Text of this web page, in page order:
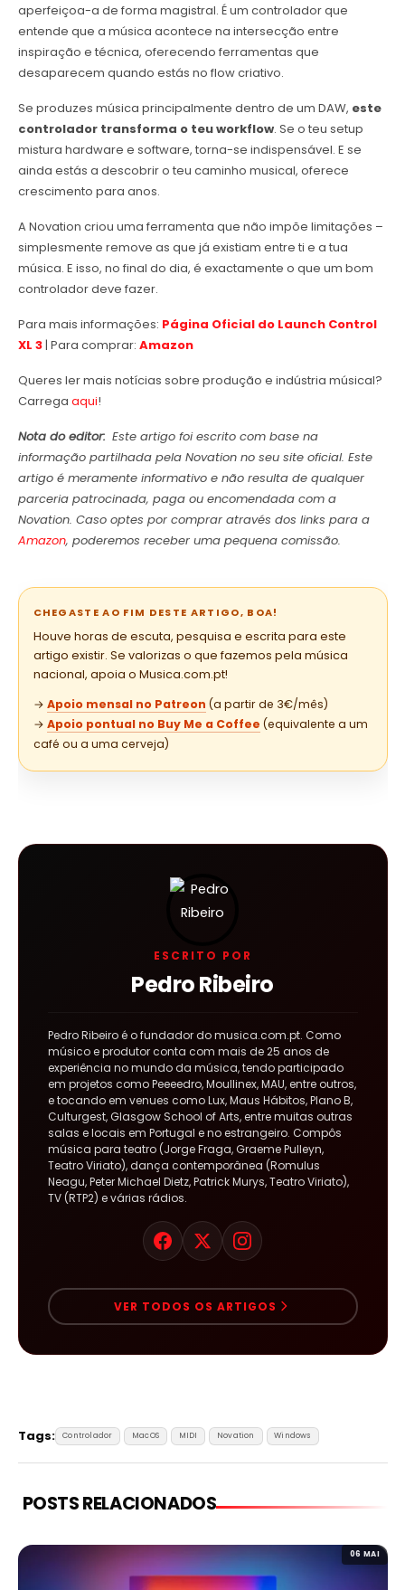
aperfeiçoa-a de forma magistral. É um controlador que
entende que a música acontece na intersecção entre
inspiração e técnica, oferecendo ferramentas que
desaparecem quando estás no flow criativo.
Se produzes música principalmente dentro de um DAW, este
controlador transforma o teu workflow. Se o teu setup
mistura hardware e software, torna-se indispensável. E se
ainda estás a descobrir o teu caminho musical, oferece
crescimento para anos.
A Novation criou uma ferramenta que não impõe limitações –
simplesmente remove as que já existiam entre ti e a tua
música. E isso, no final do dia, é exactamente o que um bom
controlador deve fazer.
Para mais informações: Página Oficial do Launch Control
XL 3| Para comprar: Amazon
Queres ler mais notícias sobre produção e indústria músical?
Carrega aqui!
Nota do editor: Este artigo foi escrito com base na
informação partilhada pela Novation no seu site oficial. Este
artigo é meramente informativo e não resulta de qualquer
parceria patrocinada, paga ou encomendada com a
Novation. Caso optes por comprar através dos links para a
Amazon, poderemos receber uma pequena comissão.
CHEGASTE AO FIM DESTE ARTIGO, BOA!
Houve horas de escuta, pesquisa e escrita para este
artigo existir. Se valorizas o que fazemos pela música
nacional, apoia o Musica.com.pt!
→ Apoio mensal no Patreon (a partir de 3€/mês)
→ Apoio pontual no Buy Me a Coffee (equivalente a um
café ou a uma cerveja)
ESCRITO POR
Pedro Ribeiro
Pedro Ribeiro é o fundador do musica.com.pt. Como
músico e produtor conta com mais de 25 anos de
experiência no mundo da música, tendo participado
em projetos como Peeeedro, Moullinex, MAU, entre outros,
e tocando em venues como Lux, Maus Hábitos, Plano B,
Culturgest, Glasgow School of Arts, entre muitas outras
salas e locais em Portugal e no estrangeiro. Compôs
música para teatro (Jorge Fraga, Graeme Pulleyn,
Teatro Viriato), dança contemporânea (Romulus
Neagu, Peter Michael Dietz, Patrick Murys, Teatro Viriato),
TV (RTP2) e várias rádios.
VER TODOS OS ARTIGOS
Tags: Controlador MacOS MIDI Novation Windows
POSTS RELACIONADOS
06 MAI